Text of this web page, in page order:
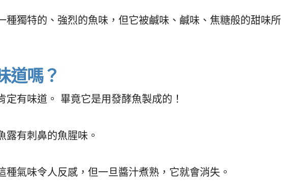
種獨特的、強烈的魚味，但它被鹹味、鹹味、焦糖般的甜味所
道嗎？
定有味道。 畢竟它是用發酵魚製成的！
露有刺鼻的魚腥味。
種氣味令人反感，但一旦醬汁煮熟，它就會消失。